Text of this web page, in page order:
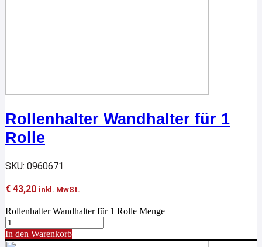
Rollenhalter Wandhalter für 1
Rolle
SKU: 0960671
€ 43,20 inkl. MwSt.
Rollenhalter Wandhalter für 1 Rolle Menge
In den Warenkorb